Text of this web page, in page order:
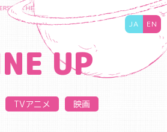
THE CONTENT BUSINESS AND MAXIMIZE THE
JA EN
UP
TVアニメ 映画